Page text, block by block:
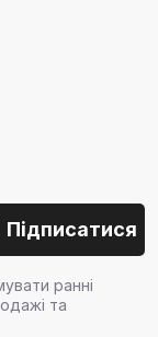
ранні
та